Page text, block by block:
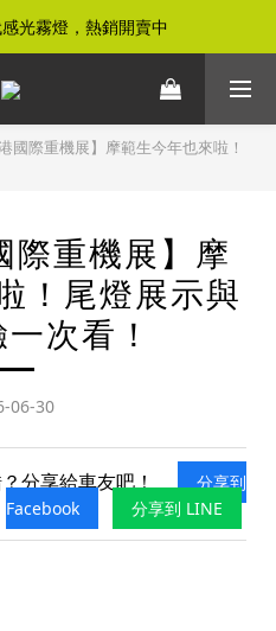
$500元即享免運優惠
$500元即享免運優惠
國際重機展】摩範生今年也來啦！
際重機展】摩
！尾燈展示與
次看！
06-30
分享給車友吧！
分享到
Facebook
分享到 LINE